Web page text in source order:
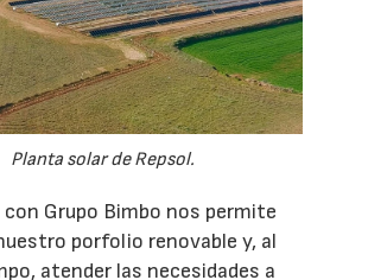
Planta solar de Repsol.
con Grupo Bimbo nos permite
porfolio renovable y, al
atender las necesidades a